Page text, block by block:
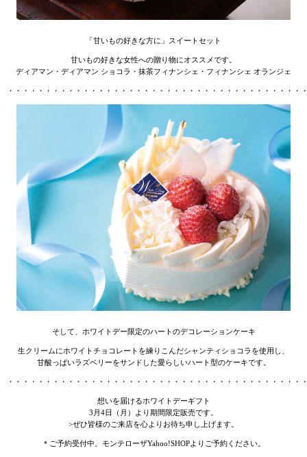
「甘いもの好きな方に」スイートセット
甘いもの好きな女性への贈り物にオススメです。
ディアマン・ディアマン ショコラ・抹茶フィナンシェ・フィナンシェ オランジェ
・・・・・・・・・・・・・・・・・・・・・・・・・・・・・・・・・・・・・・・
そして、ホワイトデー限定のハートのデコレーションケーキ
生クリームにホワイトチョコレートを練りこんだシャンティショコラを使用し、
甘酸っぱいラズベリーをサンドした愛らしいハート型のケーキです。
・・・・・・・・・・・・・・・・・・・・・・・・・・・・・・・・・・・・・・・
想いを届けるホワイトデーギフト
3月4日（月）より期間限定販売です。
>ぜひ皆様のご来店を心よりお待ち申し上げます。
＊ご予約受付中。 モンテローザYahoo!SHOPよりご予約ください。